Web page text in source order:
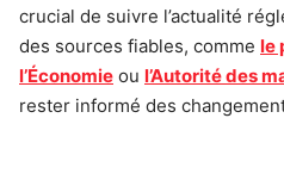
crucial de suivre l’actualité
des sources fiables, comme le
l’Économie ou l’Autorité des
rester informé des